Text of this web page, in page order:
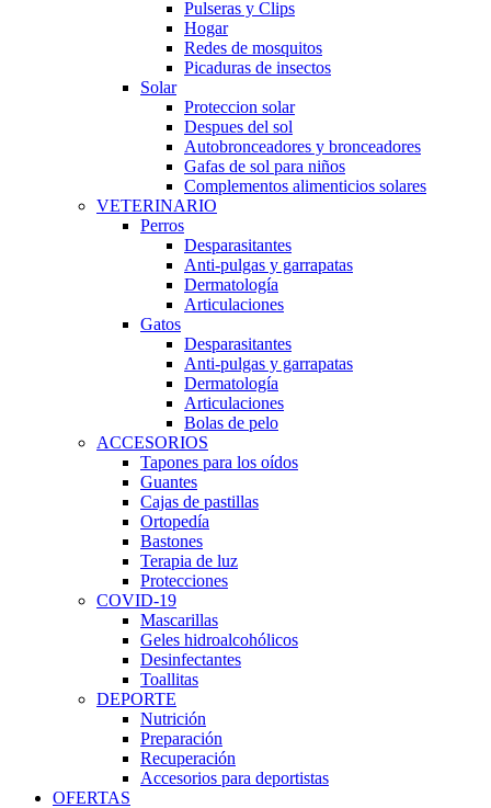
Pulseras y Clips
Hogar
Redes de mosquitos
Picaduras de insectos
Solar
Proteccion solar
Despues del sol
Autobronceadores y bronceadores
Gafas de sol para niños
Complementos alimenticios solares
VETERINARIO
Perros
Desparasitantes
Anti-pulgas y garrapatas
Dermatología
Articulaciones
Gatos
Desparasitantes
Anti-pulgas y garrapatas
Dermatología
Articulaciones
Bolas de pelo
ACCESORIOS
Tapones para los oídos
Guantes
Cajas de pastillas
Ortopedía
Bastones
Terapia de luz
Protecciones
COVID-19
Mascarillas
Geles hidroalcohólicos
Desinfectantes
Toallitas
DEPORTE
Nutrición
Preparación
Recuperación
Accesorios para deportistas
OFERTAS